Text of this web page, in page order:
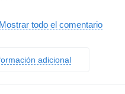
Mostrar todo el comentario
adicional